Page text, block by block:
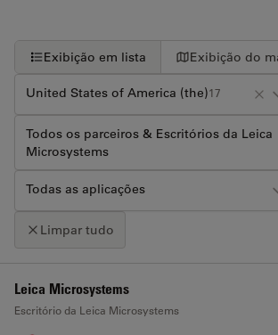
Exibição em lista Exibição do
United States of America (the)17
Todos os parceiros & Escritórios da Leica
Microsystems
Todas as aplicações
Limpar tudo
+
−
Clique no mapa para ativar o
Leica Microsystems
Escritório da Leica Microsystems